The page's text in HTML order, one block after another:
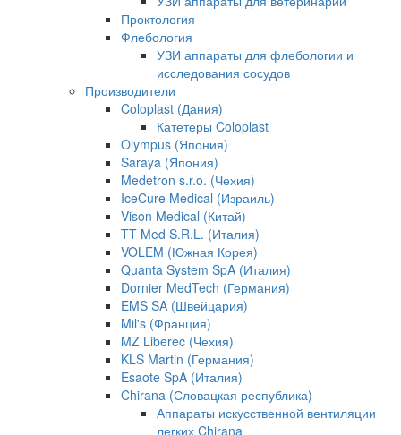
Проктология
Флебология
УЗИ аппараты для флебологии и
исследования сосудов
Производители
Coloplast (Дания)
Катетеры Coloplast
Olympus (Япония)
Saraya (Япония)
Medetron s.r.o. (Чехия)
IceCure Medical (Израиль)
Vison Medical (Китай)
TT Med S.R.L. (Италия)
VOLEM (Южная Корея)
Quanta System SpA (Италия)
Dornier MedTech (Германия)
EMS SA (Швейцария)
Mil's (Франция)
MZ Liberec (Чехия)
KLS Martin (Германия)
Esaote SpA (Италия)
Chirana (Словацкая республика)
Аппараты искусственной вентиляции
легких Chirana